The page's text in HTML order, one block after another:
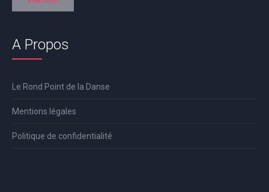
A Propos
Le Rond Point de la Danse
Mentions légales
Politique de confidentialité